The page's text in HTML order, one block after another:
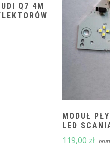
Q7 4M
MODUŁ
LED
119,00 zł